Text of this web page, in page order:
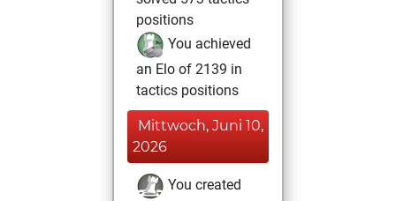
positions
You achieved
an Elo of 2139 in
tactics positions
Mittwoch, Juni 10,
2026
You created